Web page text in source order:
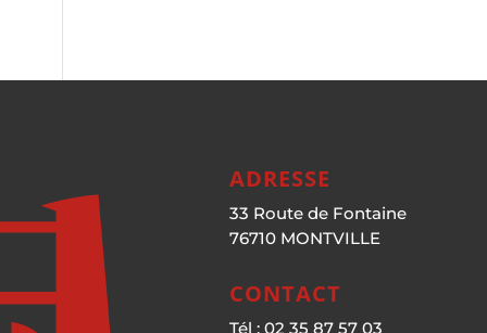
ADRESSE
33 Route de Fontaine
76710 MONTVILLE
CONTACT
Tél : 02 35 87 57 03